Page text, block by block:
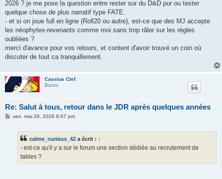
2026 ? je me pose la question entre rester sur du D&D pur ou tester
quelque chose de plus narratif type FATE.
- et si on joue full en ligne (Roll20 ou autre), est-ce que des MJ accepte
les néophytes-revenants comme moi sans trop râler sur les règles
oubliées ?
merci d'avance pour vos retours, et content d'avoir trouvé un coin où
discuter de tout ca tranquillement.
Cassius Clef
Banni
Re: Salut à tous, retour dans le JDR après quelques années
Mven. mai 29, 2026 6:07 pm
calme_curieux_42 a écrit : ↑
- est-ce qu'il y a sur le forum une section dédiée au recrutement de
tables ?